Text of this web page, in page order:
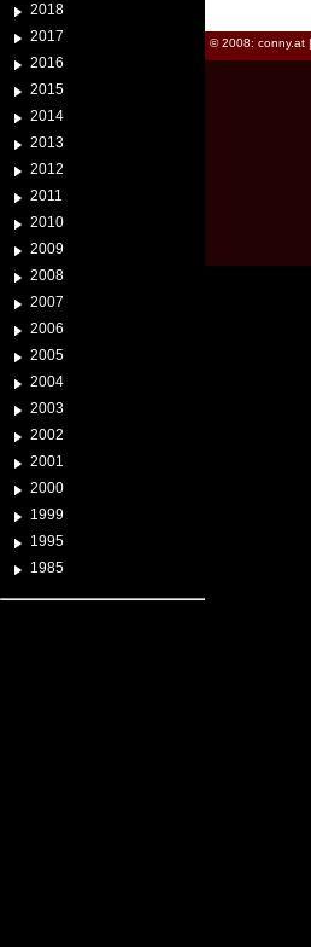
2018
2017
2016
2015
2014
2013
2012
2011
2010
2009
2008
2007
2006
2005
2004
2003
2002
2001
2000
1999
1995
1985
© 2008: conny.at |